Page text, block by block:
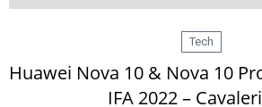
Tech
Huawei Nova 10 & Nova 10
IFA 2022 –